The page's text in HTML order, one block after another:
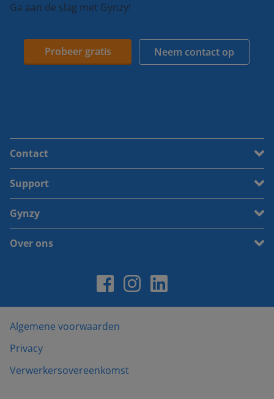
Ga aan de slag met Gynzy!
Probeer gratis Neem contact op
Contact
Support
Gynzy
Over ons
Algemene voorwaarden
Privacy
Verwerkersovereenkomst